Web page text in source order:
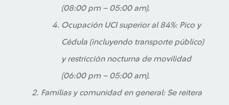
(08:00 pm – 05:00 am).
Ocupación UCI superior al 84%: Pico y
Cédula (incluyendo transporte público)
y restricción nocturna de movilidad
(06:00 pm – 05:00 am).
Familias y comunidad en general: Se reitera